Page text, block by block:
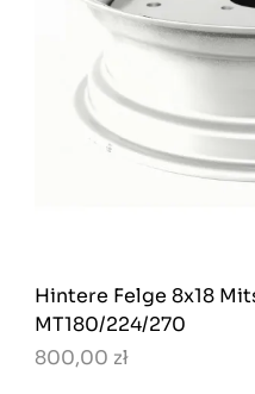
Hintere Felge 8x18
MT180/224/270
800,00 zł